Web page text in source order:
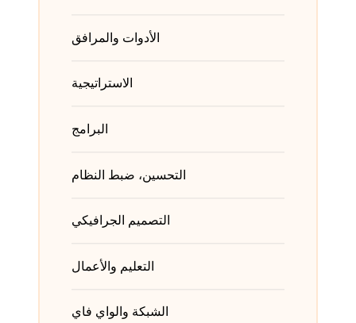
الأدوات والمرافق
الاستراتيجية
البرامج
التحسين، ضبط النظام
التصميم الجرافيكي
التعليم والأعمال
الشبكة والواي فاي